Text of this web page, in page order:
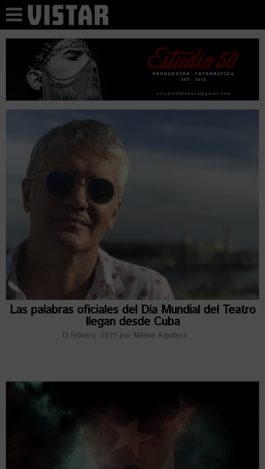
Las palabras oficiales del Día Mundial del Teatro
llegan desde Cuba
13 febrero, 2019 por Milene Aguilera